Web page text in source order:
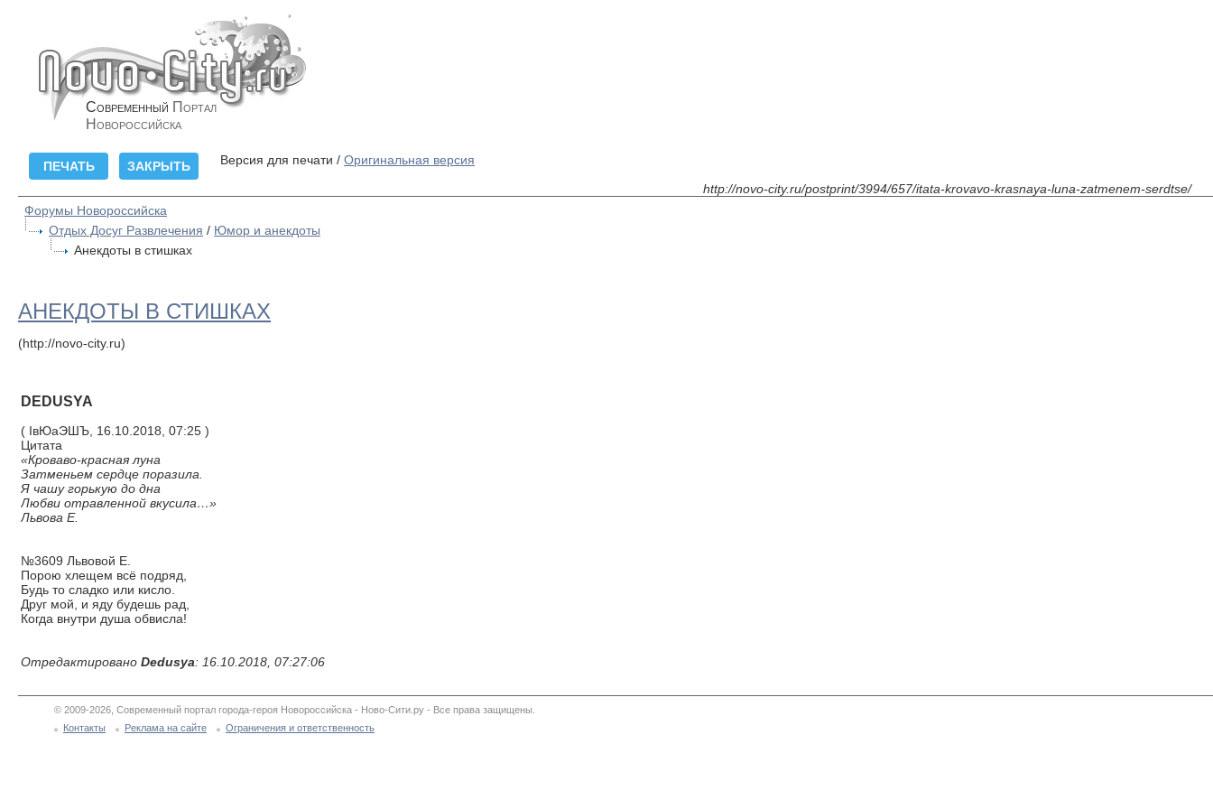
Современный Портал
Новороссийска
Версия для печати / Оригинальная версия
http://novo-city.ru/postprint/3994/657/itata-krovavo-krasnaya-luna-zatmenem-serdtse/
Форумы Новороссийска
Отдых Досуг Развлечения / Юмор и анекдоты
Анекдоты в стишках
АНЕКДОТЫ В СТИШКАХ
(http://novo-city.ru)
DEDUSYA
( ІвЮаЭШЪ, 16.10.2018, 07:25 )
Цитата
«Кроваво-красная луна
Затменьем сердце поразила.
Я чашу горькую до дна
Любви отравленной вкусила…»
Львова Е.
№3609 Львовой Е.
Порою хлещем всё подряд,
Будь то сладко или кисло.
Друг мой, и яду будешь рад,
Когда внутри душа обвисла!
Отредактировано Dedusya: 16.10.2018, 07:27:06
© 2009-2026, Современный портал города-героя Новороссийска - Ново-Сити.ру - Все права защищены.
Контакты
Реклама на сайте Ограничения и ответственность